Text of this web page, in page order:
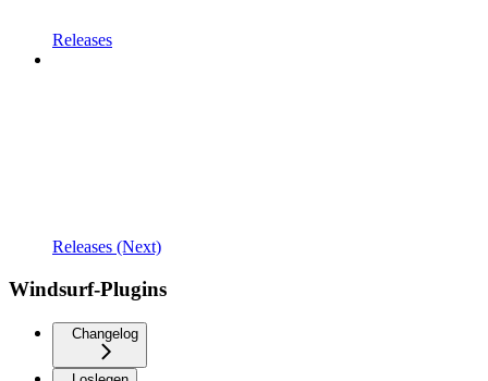
Releases
Releases (Next)
Windsurf-Plugins
Changelog